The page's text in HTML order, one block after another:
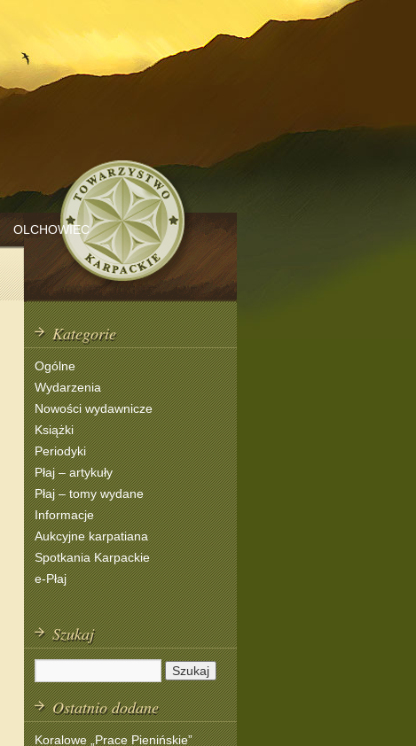
OLCHOWIEC
Kategorie
Ogólne
Wydarzenia
Nowości wydawnicze
Książki
Periodyki
Płaj – artykuły
Płaj – tomy wydane
Informacje
Aukcyjne karpatiana
Spotkania Karpackie
e-Płaj
Szukaj
Ostatnio dodane
Koralowe „Prace Pienińskie”